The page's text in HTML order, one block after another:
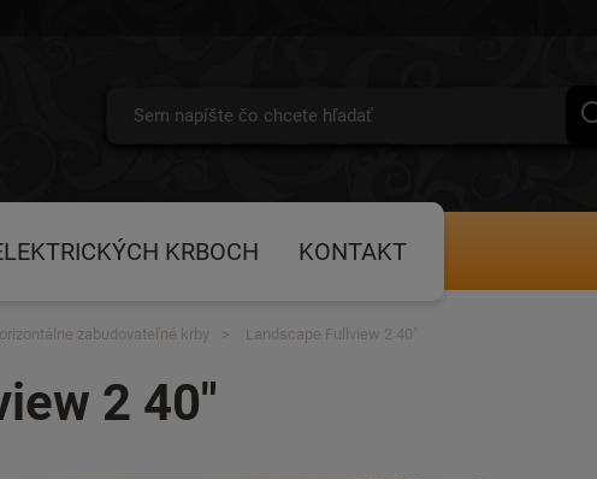
KRBOCH KONTAKT
2 40"
zabudovateľné krby Landscape Fullview 2 40"